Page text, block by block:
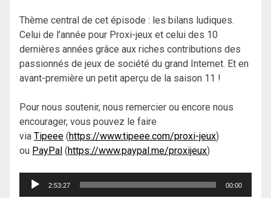
Thème central de cet épisode : les bilans ludiques.
Celui de l’année pour Proxi-jeux et celui des 10
dernières années grâce aux riches contributions des
passionnés de jeux de société du grand Internet. Et en
avant-première un petit aperçu de la saison 11 !
Pour nous soutenir, nous remercier ou encore nous
encourager, vous pouvez le faire
via Tipeee (https://www.tipeee.com/proxi-jeux)
ou PayPal (https://www.paypal.me/proxijeux)
Lecteur
2:53:27 00:00